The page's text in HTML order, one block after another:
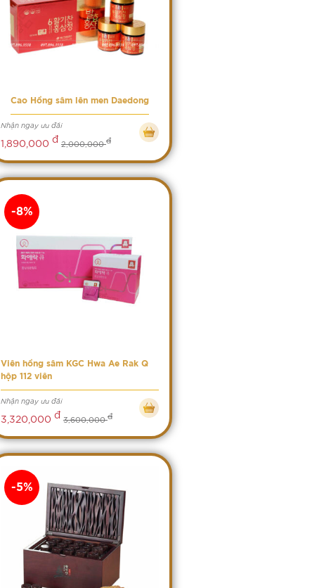
Cao Hồng sâm lên men Daedong
Nhận ngay ưu đãi
1,890,000 đ 2,000,000đ
Viên hồng sâm KGC Hwa Ae Rak Q
hộp 112 viên
Nhận ngay ưu đãi
3,320,000 đ 3,600,000đ
-8%
-5%